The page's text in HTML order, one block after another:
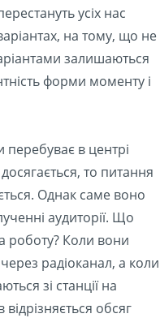
усіх нас
на тому, що не
залишаються
форми моменту і
перебуває в центрі
то питання
Однак саме воно
аудиторії. Що
роботу? Коли вони
радіоканал, а коли
зі станції на
обсяг